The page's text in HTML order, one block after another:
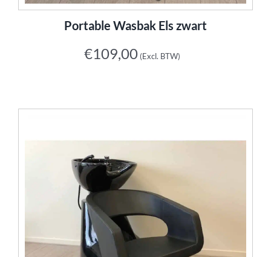
Portable Wasbak Els zwart
€109,00 (Excl. BTW)